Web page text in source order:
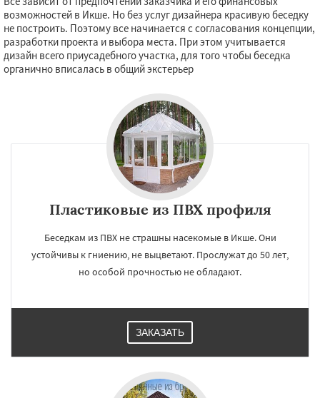
возможностей в Икше. Но без услуг дизайнера красивую беседку
не построить. Поэтому все начинается с согласования концепции,
разработки проекта и выбора места. При этом учитывается
дизайн всего приусадебного участка, для того чтобы беседка
органично вписалась в общий экстерьер
Пластиковые из ПВХ профиля
Беседкам из ПВХ не страшны насекомые в Икше. Они
устойчивы к гниению, не выцветают. Прослужат до 50 лет,
но особой прочностью не обладают.
ЗАКАЗАТЬ